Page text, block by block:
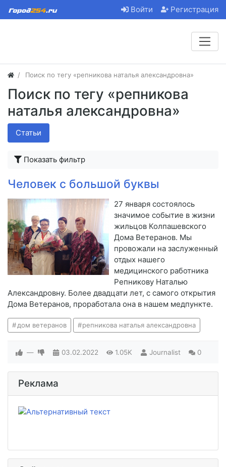
Войти Регистрация
Поиск по тегу «репникова наталья александровна»
Поиск по тегу «репникова
наталья александровна»
Статьи
Показать фильтр
Человек с большой буквы
27 января состоялось
значимое событие в жизни
жильцов Колпашевского
Дома Ветеранов. Мы
провожали на заслуженный
отдых нашего
медицинского работника
Репникову Наталью
Александровну. Более двадцати лет, с самого открытия
Дома Ветеранов, проработала она в нашем медпункте.
дом ветеранов репникова наталья александровна
— 03.02.2022 1.05K Journalist 0
Реклама